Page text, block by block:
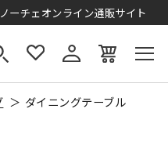
ーチェオンライン通販サイト
ダイニングテーブル